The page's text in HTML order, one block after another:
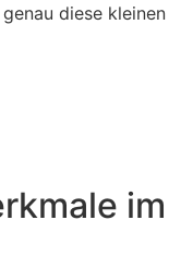
diese kleinen
im